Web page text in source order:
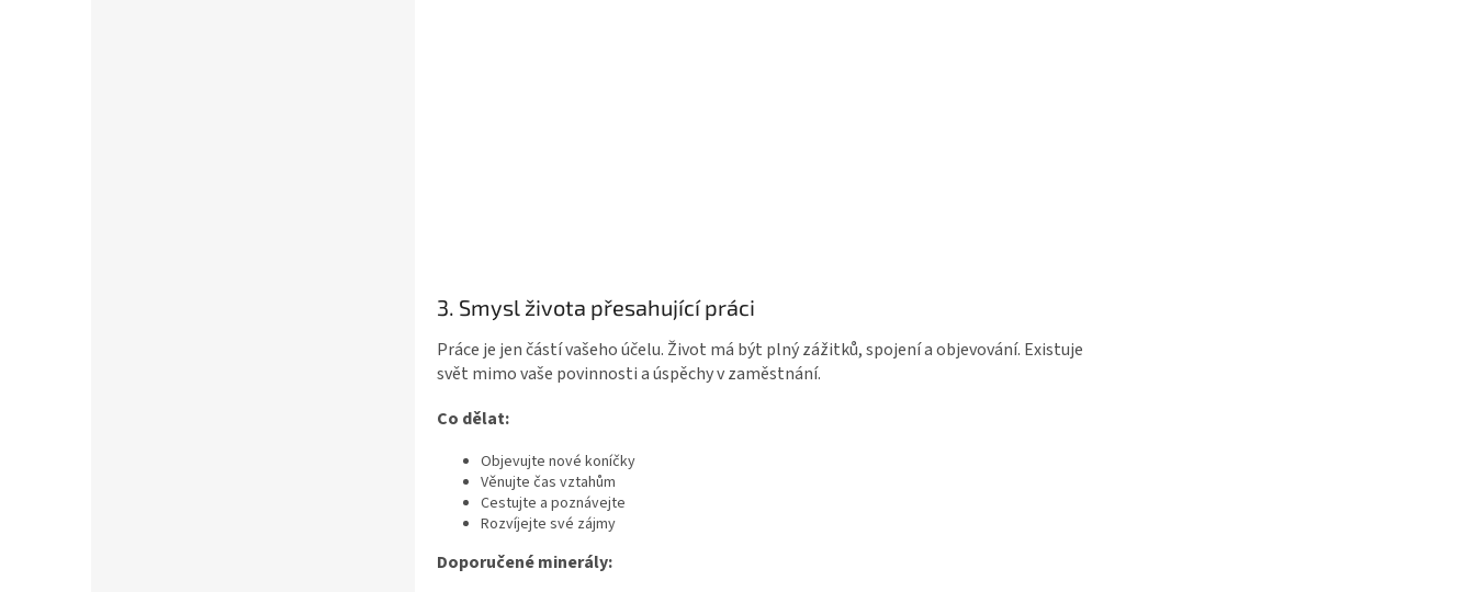
3. Smysl života přesahující práci
Práce je jen částí vašeho účelu. Život má být plný zážitků, spojení a objevování. Existuje
svět mimo vaše povinnosti a úspěchy v zaměstnání.
Co dělat:
Objevujte nové koníčky
Věnujte čas vztahům
Cestujte a poznávejte
Rozvíjejte své zájmy
Doporučené minerály: